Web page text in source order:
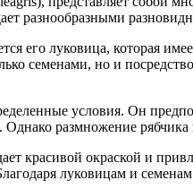
разнообразными
его луковица, которая
семенами, но и
условия. Он
Однако размножение
красивой окраской и
луковицам и